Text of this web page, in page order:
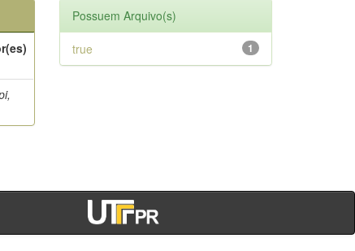
Possuem Arquivo(s)
1
true
- Brasil